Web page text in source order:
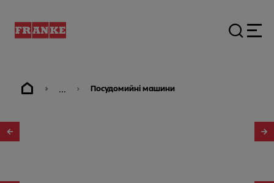
... Посудомийні машини